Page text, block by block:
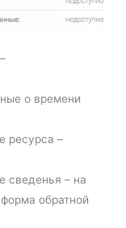
о времени
ресурса –
сведенья – на
обратной